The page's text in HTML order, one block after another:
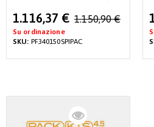
Special
Price
1.116,37 € 1.150,90 €
Su ordinazione
SKU: PF340150SPIPAC